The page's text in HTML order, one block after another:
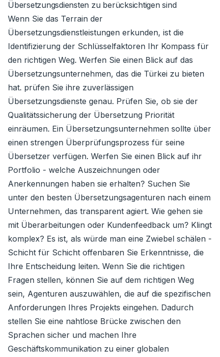
Übersetzungsdiensten zu berücksichtigen sind
Wenn Sie das Terrain der
Übersetzungsdienstleistungen erkunden, ist die
Identifizierung der Schlüsselfaktoren Ihr Kompass für
den richtigen Weg. Werfen Sie einen Blick auf das
Übersetzungsunternehmen, das die Türkei zu bieten
hat. prüfen Sie ihre zuverlässigen
Übersetzungsdienste genau. Prüfen Sie, ob sie der
Qualitätssicherung der Übersetzung Priorität
einräumen. Ein Übersetzungsunternehmen sollte über
einen strengen Überprüfungsprozess für seine
Übersetzer verfügen. Werfen Sie einen Blick auf ihr
Portfolio - welche Auszeichnungen oder
Anerkennungen haben sie erhalten? Suchen Sie
unter den besten Übersetzungsagenturen nach einem
Unternehmen, das transparent agiert. Wie gehen sie
mit Überarbeitungen oder Kundenfeedback um? Klingt
komplex? Es ist, als würde man eine Zwiebel schälen -
Schicht für Schicht offenbaren Sie Erkenntnisse, die
Ihre Entscheidung leiten. Wenn Sie die richtigen
Fragen stellen, können Sie auf dem richtigen Weg
sein, Agenturen auszuwählen, die auf die spezifischen
Anforderungen Ihres Projekts eingehen. Dadurch
stellen Sie eine nahtlose Brücke zwischen den
Sprachen sicher und machen Ihre
Geschäftskommunikation zu einer globalen